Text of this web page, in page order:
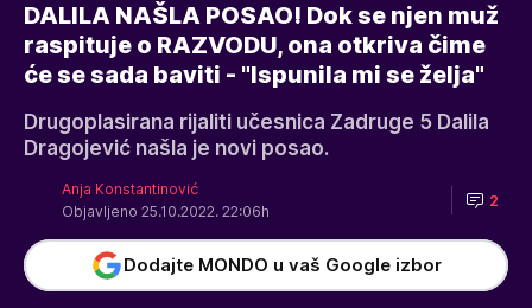
DALILA NAŠLA POSAO! Dok se njen muž
raspituje o RAZVODU, ona otkriva čime
će se sada baviti - "Ispunila mi se želja"
Drugoplasirana rijaliti učesnica Zadruge 5 Dalila
Dragojević našla je novi posao.
Anja Konstantinović
Objavljeno 25.10.2022. 22:06h
2
Dodajte MONDO u vaš Google izbor